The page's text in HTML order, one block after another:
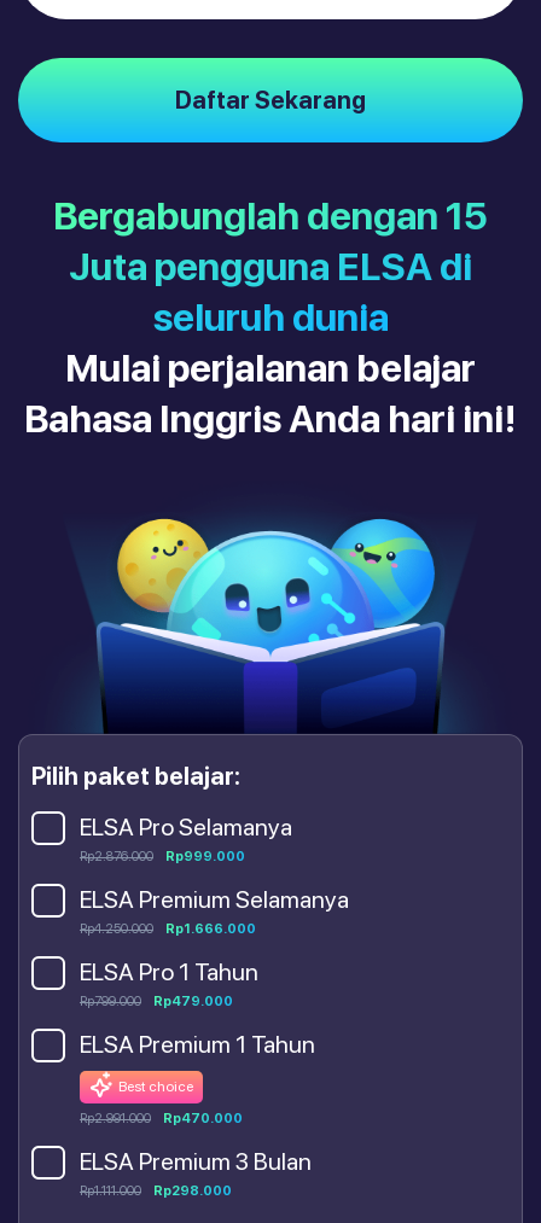
Daftar Sekarang
Bergabunglah dengan 15
Juta pengguna ELSA di
seluruh dunia
Mulai perjalanan belajar
Bahasa Inggris Anda hari ini!
Pilih paket belajar:
ELSA Pro Selamanya
Rp2.876.000 Rp999.000
ELSA Premium Selamanya
Rp4.250.000 Rp1.666.000
ELSA Pro 1 Tahun
Rp799.000 Rp479.000
ELSA Premium 1 Tahun
Best choice
Rp2.991.000 Rp470.000
ELSA Premium 3 Bulan
Rp1.111.000 Rp298.000